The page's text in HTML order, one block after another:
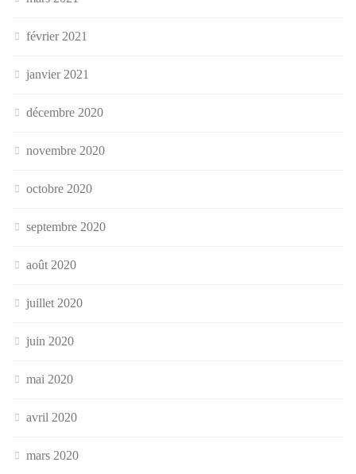
février 2021
janvier 2021
décembre 2020
novembre 2020
octobre 2020
septembre 2020
août 2020
juillet 2020
juin 2020
mai 2020
avril 2020
mars 2020